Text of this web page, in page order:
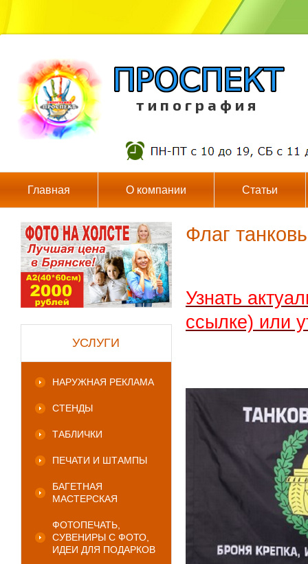
т и п о г р а ф и я
Главная О компании Статьи
УСЛУГИ
НАРУЖНАЯ РЕКЛАМА
СТЕНДЫ
ТАБЛИЧКИ
ПЕЧАТИ И ШТАМПЫ
БАГЕТНАЯ
МАСТЕРСКАЯ
ФОТОПЕЧАТЬ,
СУВЕНИРЫ С ФОТО,
ИДЕИ ДЛЯ ПОДАРКОВ
Флаг
Узнать
ссылке) или